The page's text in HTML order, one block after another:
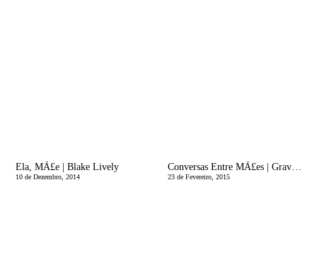
Ela, MÃ£e | Blake Lively
10 de Dezembro, 2014
Conversas Entre MÃ£es | Gravidez e PÃ³s Parto
23 de Fevereiro, 2015